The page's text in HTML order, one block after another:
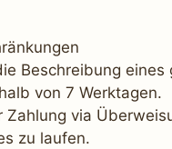
Beschreibung
von 7 Werktagen.
via
zu laufen.